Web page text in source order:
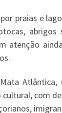
praias e
atenção
com